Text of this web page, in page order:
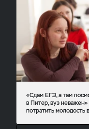
«Сдам ЕГЭ, а там
в Питер, вуз
потратить молодость